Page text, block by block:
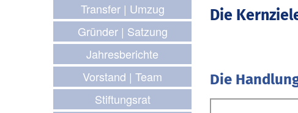
Transfer | Umzug
Gründer | Satzung
Jahresberichte
Vorstand | Team
Stiftungsrat
Die
Die